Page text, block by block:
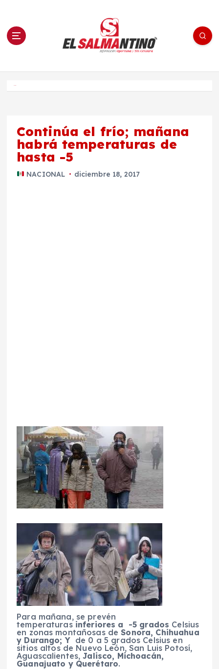
n El Salmantino - medios/noticias/editorial
Continúa el frío; mañana
habrá temperaturas de
hasta -5
NACIONAL diciembre 18, 2017
Para mañana, se prevén
temperaturas inferiores a -5 grados Celsius
en zonas montañosas deSonora, Chihuahua
y Durango; Y de 0 a 5 grados Celsius en
sitios altos de Nuevo León, San Luis Potosí,
Aguascalientes, Jalisco, Michoacán,
Guanajuato y Querétaro.